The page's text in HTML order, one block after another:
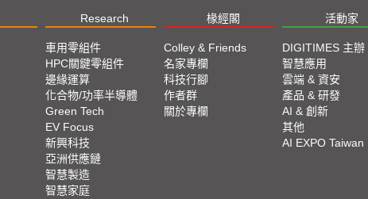
Research 椽經閣 活動家
車用零組件
HPC關鍵零組件
邊緣運算
化合物/功率半導體
Green Tech
EV Focus
新興科技
亞洲供應鏈
智慧製造
智慧家庭
Colley & Friends
名家專欄
科技行腳
作者群
關於專欄
DIGITIMES 主辦
智慧應用
雲端 & 資安
產品 & 研發
AI & 創新
其他
AI EXPO Taiwan